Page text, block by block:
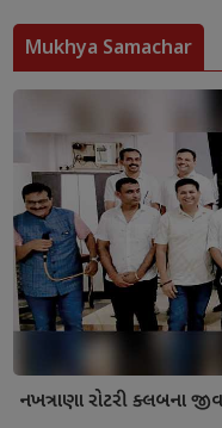
Mukhya Samachar
નખત્રાણા રોટરી ક્લબના